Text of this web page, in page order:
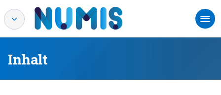
Inhalt